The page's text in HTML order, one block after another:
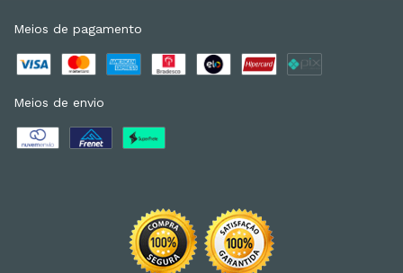
Meios de pagamento
Meios de envio